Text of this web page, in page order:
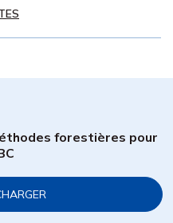
forestières pour